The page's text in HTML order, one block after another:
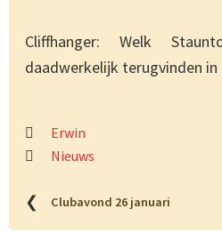
Cliffhanger: Welk
daadwerkelijk terugvinden in
Erwin
Nieuws
❮ Clubavond 26 januari